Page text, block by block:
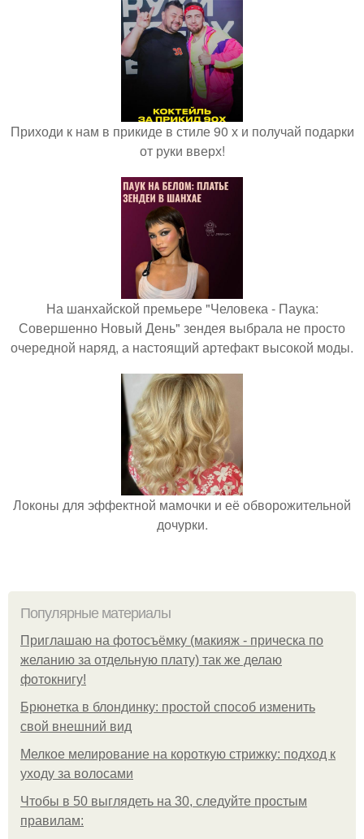
Приходи к нам в прикиде в стиле 90 х и получай подарки
от руки вверх!
На шанхайской премьере "Человека - Паука:
Совершенно Новый День" зендея выбрала не просто
очередной наряд, а настоящий артефакт высокой моды.
Локоны для эффектной мамочки и её обворожительной
дочурки.
Популярные материалы
Приглашаю на фотосъёмку (макияж - прическа по
желанию за отдельную плату) так же делаю
фотокнигу!
Брюнетка в блондинку: простой способ изменить
свой внешний вид
Мелкое мелирование на короткую стрижку: подход к
уходу за волосами
Чтобы в 50 выглядеть на 30, следуйте простым
правилам: